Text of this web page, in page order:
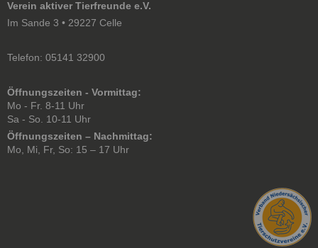
Verein aktiver Tierfreunde e.V.
Im Sande 3 • 29227 Celle
Telefon: 05141 32900
Öffnungszeiten - Vormittag:
Mo - Fr. 8-11 Uhr
Sa - So. 10-11 Uhr
Öffnungszeiten – Nachmittag:
Mo, Mi, Fr, So: 15 – 17 Uhr